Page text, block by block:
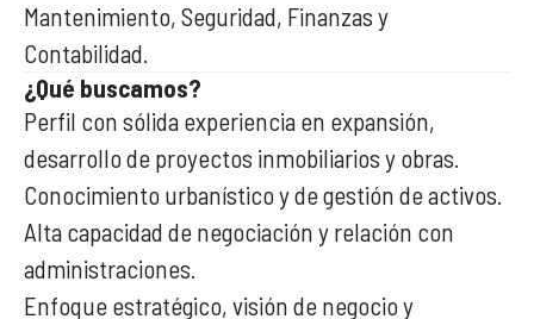
Mantenimiento, Seguridad, Finanzas y
Contabilidad.
¿Qué buscamos?
Perfil con sólida experiencia en expansión,
desarrollo de proyectos inmobiliarios y obras.
Conocimiento urbanístico y de gestión de activos.
Alta capacidad de negociación y relación con
administraciones.
Enfoque estratégico, visión de negocio y